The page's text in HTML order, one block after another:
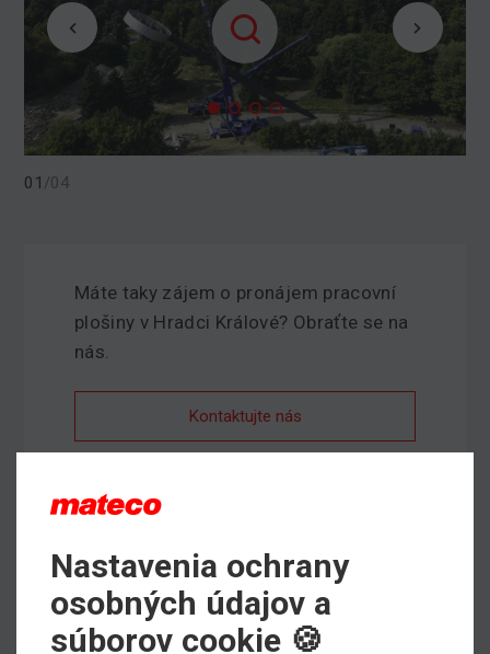
01 /04
Máte taky zájem o pronájem pracovní
plošiny v Hradci Králové? Obraťte se na
nás.
Kontaktujte nás
plošiny pro pomoc s demontáží
fotbalových lízátek na zdejším
Nastavenia ochrany
osobných údajov a
súborov cookie 🍪